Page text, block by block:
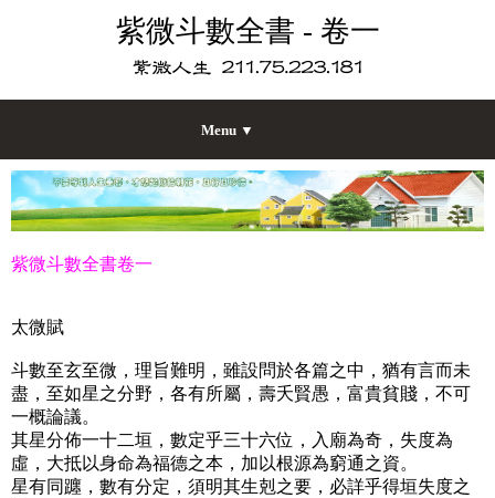
紫微斗數全書 - 卷一
Menu ▼
紫微斗數全書卷一
太微賦
斗數至玄至微，理旨難明，雖設問於各篇之中，猶有言而未
盡，至如星之分野，各有所屬，壽夭賢愚，富貴貧賤，不可
一概論議。
其星分佈一十二垣，數定乎三十六位，入廟為奇，失度為
虛，大抵以身命為福德之本，加以根源為窮通之資。
星有同躔，數有分定，須明其生剋之要，必詳乎得垣失度之